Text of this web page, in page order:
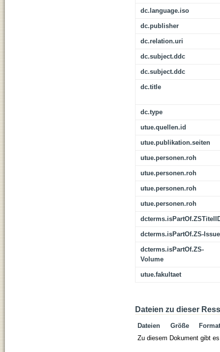
dc.language.iso
dc.publisher
dc.relation.uri
dc.subject.ddc
dc.subject.ddc
dc.title
dc.type
utue.quellen.id
utue.publikation.seiten
utue.personen.roh
utue.personen.roh
utue.personen.roh
utue.personen.roh
dcterms.isPartOf.ZS-Issue
dcterms.isPartOf.ZS-
Volume
utue.fakultaet
Dateien zu dieser
Dateien Größe
Format
Zu diesem Dokument gibt